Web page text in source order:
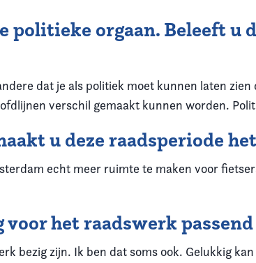
politieke orgaan. Beleeft u
dat je als politiek moet kunnen laten
verschil gemaakt kunnen worden.
u deze raadsperiode
echt meer ruimte te maken voor
het raadswerk
bezig zijn. Ik ben dat soms ook. Gelukkig